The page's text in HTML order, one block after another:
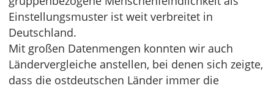
Einstellungsmuster ist weit verbreitet in
Deutschland.
Mit großen Datenmengen konnten wir auch
Ländervergleiche anstellen, bei denen sich zeigte,
dass die ostdeutschen Länder immer die